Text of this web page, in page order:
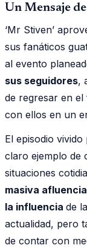
Un Mensaje
‘Mr Stiven’
sus fanáticos
al evento
sus seguidores,
de regresar en
con ellos en un
El episodio vivido
claro ejemplo de
situaciones
masiva
la influencia de
actualidad, pero
de contar con